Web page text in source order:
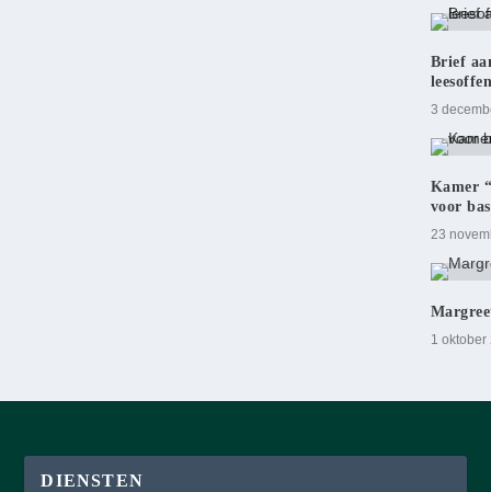
Brief
3
Kamer
voor
23
1 oktober
DIENSTEN